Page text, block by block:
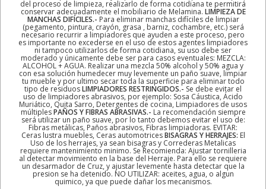
del proceso de limpieza, realizarlo de forma cotidiana te permitirá
conservar adecuadamente el mobiliario de Melamina. LIMPIEZA DE
MANCHAS DIFÍCILES.- Para eliminar manchas difíciles de limpiar
(pegamento, pintura, crayón, grasa , barniz, cochambre, etc.) será
necesario recurrir a limpiadores que ayuden a este proceso, pero
es importante no excederse en el uso de estos agentes limpiadores
ni tampoco utilizarlos de forma cotidiana, su uso debe ser
moderado y únicamente debe ser para casos eventuales: MEZCLA:
ALCOHOL + AGUA. Realizar una mezcla 50% alcohol y 50% agua y
con esa solución humedecer muy levemente un paño suave, limpiar
tu mueble y por ultimo secar toda la superficie para eliminar todo
tipo de residuosLIMPIADORES RESTRINGIDOS.- Se debe evitar el
uso de limpiadores abrasivos, por ejemplo: Sosa Cáustica, Ácido
Muriático, Quita Sarro, Detergentes de cocina, Limpiadores de usos
múltiplesPAÑOS Y FIBRAS ABRASIVAS.- La recomendación siempre
será utilizar un paño suave, por lo tanto debemos evitar el uso de:
Fibras metálicas, Paños abrasivos, Fibras limpiadoras. EVITAR:
Ceras lustra muebles, Ceras automotricesBISAGRAS Y HERRAJES: El
Uso de los herrajes, ya sean bisagras y Correderas Metalicas
requiere mantenimiento minimo. Se Recomienda: Ajustar tornilleria
al detectar movimiento en la base del Herraje. Para ello se requiere
un desarmador de Cruz, y ajustar levemente hasta detectar que la
presion se ha detenido. NO UTILIZAR: aceites, agua, o algun
quimico, ya que puede dañar los mecanismos.